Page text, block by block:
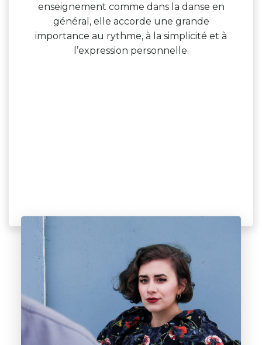
enseignement comme dans la danse en
général, elle accorde une grande
importance au rythme, à la simplicité et à
l’expression personnelle.